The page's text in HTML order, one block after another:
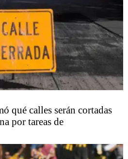
qué calles serán cortadas
por tareas de